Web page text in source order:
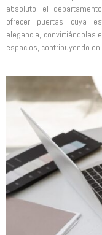
absoluto, el
ofrecer puertas cuya
elegancia, convirtiéndolas
espacios, contribuyendo